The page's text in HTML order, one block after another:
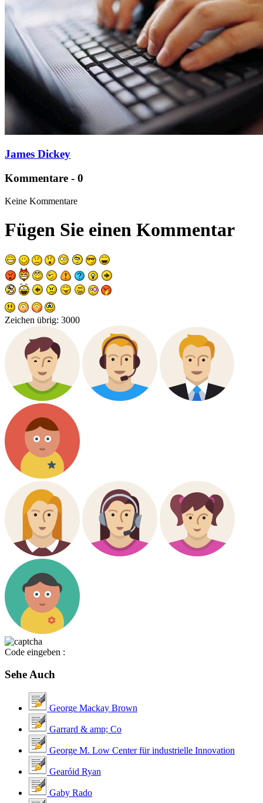
James Dickey
Kommentare - 0
Keine Kommentare
Fügen Sie einen Kommentar
Zeichen übrig: 3000
Code eingeben :
Sehe Auch
George Mackay Brown
Garrard & amp; Co
George M. Low Center für industrielle Innovation
Gearóid Ryan
Gaby Rado